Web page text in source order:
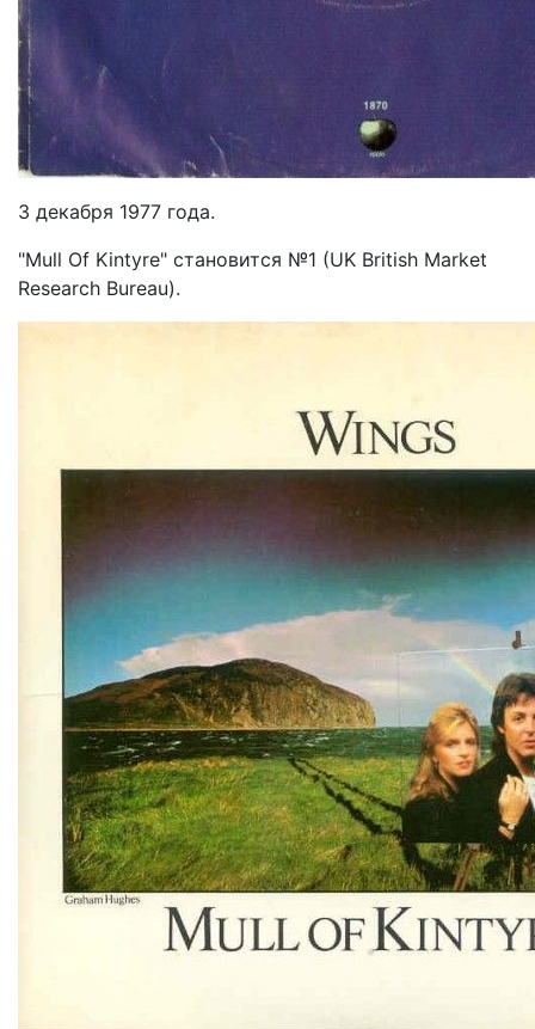
3 декабря 1977 года.
"Mull Of Kintyre" становится №1 (UK British Market
Research Bureau).